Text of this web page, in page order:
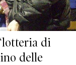
di
delle